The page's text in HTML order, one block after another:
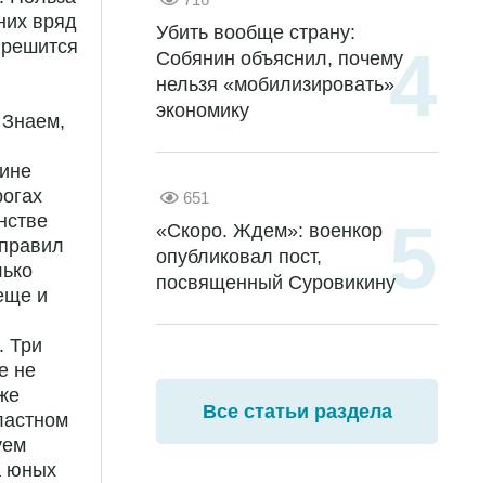
вряд
и
Три
не
юных
Убить вообще страну:
Собянин объяснил, почему
нельзя «мобилизировать»
экономику
651
«Скоро. Ждем»: военкор
опубликовал пост,
посвященный Суровикину
Все статьи раздела